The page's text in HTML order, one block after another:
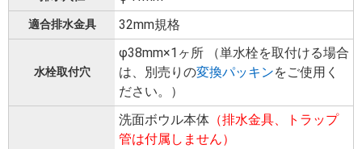
適合排水金具 32mm規格
水栓取付穴
φ38mm×1ヶ所 （単水栓を取付ける場合
は、別売りの変換パッキンをご使用く
ださい。）
洗面ボウル本体 （排水金具、トラップ
管は付属しません）